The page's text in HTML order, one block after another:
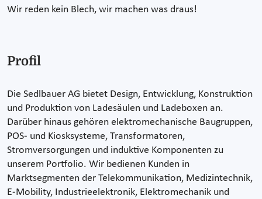
Wir reden kein Blech, wir machen was draus!
Profil
Die Sedlbauer AG bietet Design, Entwicklung, Konstruktion
und Produktion von Ladesäulen und Ladeboxen an.
Darüber hinaus gehören elektromechanische Baugruppen,
POS- und Kiosksysteme, Transformatoren,
Stromversorgungen und induktive Komponenten zu
unserem Portfolio. Wir bedienen Kunden in
Marktsegmenten der Telekommunikation, Medizintechnik,
E-Mobility, Industrieelektronik, Elektromechanik und